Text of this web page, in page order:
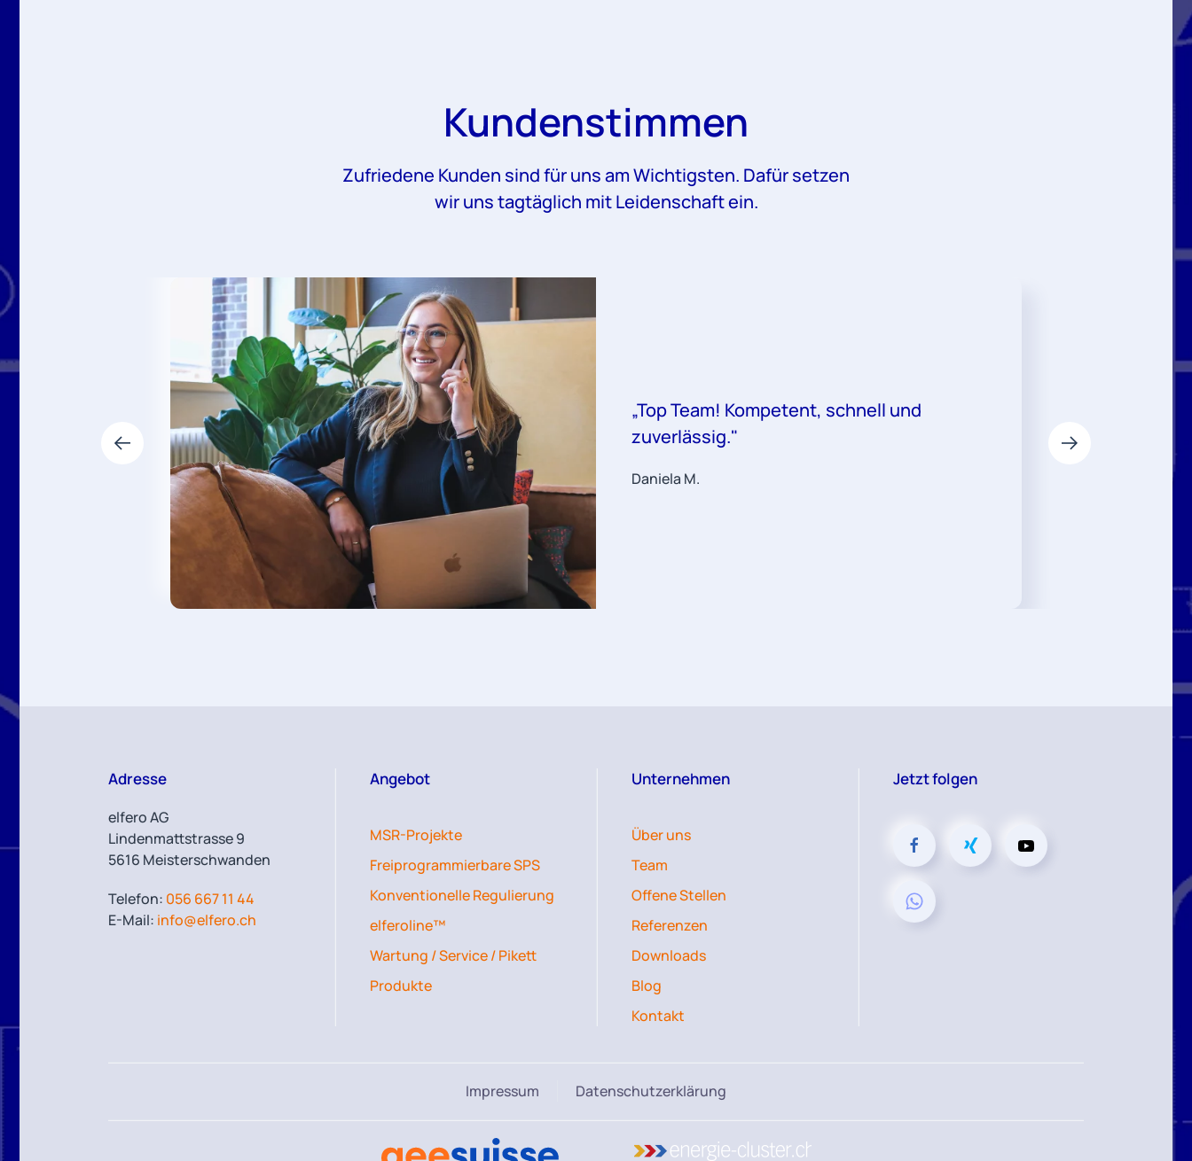
Kundenstimmen
Zufriedene Kunden sind für uns am Wichtigsten. Dafür setzen
wir uns tagtäglich mit Leidenschaft ein.
„Top Team! Kompetent, schnell und
zuverlässig."
Daniela M.
Adresse
elfero AG
Lindenmattstrasse 9
5616 Meisterschwanden
Telefon: 056 667 11 44
E-Mail: info@elfero.ch
Angebot
MSR-Projekte
Freiprogrammierbare SPS
Konventionelle Regulierung
elferoline™
Wartung / Service / Pikett
Produkte
Unternehmen
Über uns
Team
Offene Stellen
Referenzen
Downloads
Blog
Kontakt
Jetzt folgen
Impressum Datenschutzerklärung